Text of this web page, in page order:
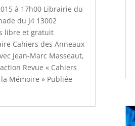
à 17h00 Librairie du
du J4 13002
libre et gratuit
Cahiers des Anneaux
Jean-Marc Masseaut,
Revue « Cahiers
Mémoire » Publiée